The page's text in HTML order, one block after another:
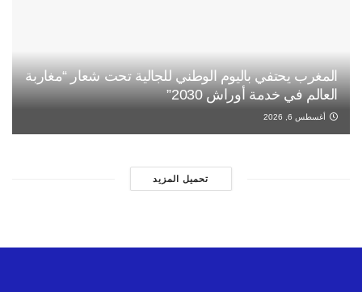
المغرب يحتفي باليوم الوطني للجالية تحت شعار “مغاربة
العالم في خدمة أوراش 2030”
أغسطس 6, 2026
تحميل المزيد